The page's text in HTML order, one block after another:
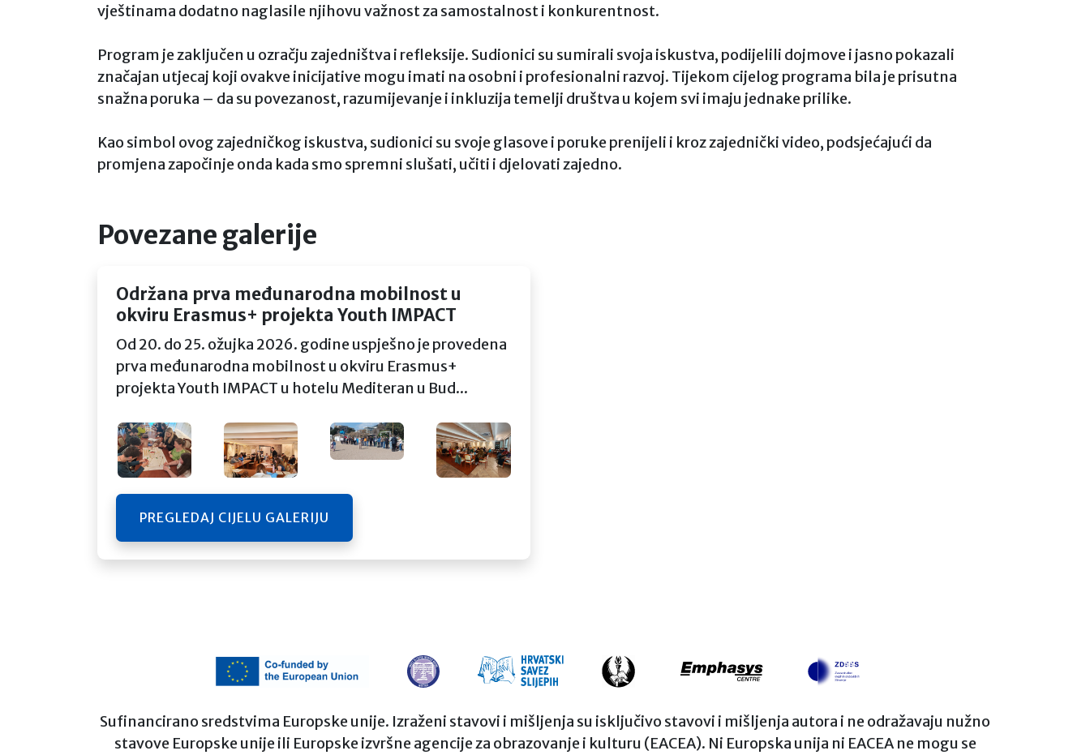
vještinama dodatno naglasile njihovu važnost za samostalnost i konkurentnost.
Program je zaključen u ozračju zajedništva i refleksije. Sudionici su sumirali svoja iskustva, podijelili dojmove i jasno pokazali
značajan utjecaj koji ovakve inicijative mogu imati na osobni i profesionalni razvoj. Tijekom cijelog programa bila je prisutna
snažna poruka – da su povezanost, razumijevanje i inkluzija temelji društva u kojem svi imaju jednake prilike.
Kao simbol ovog zajedničkog iskustva, sudionici su svoje glasove i poruke prenijeli i kroz zajednički video, podsjećajući da
promjena započinje onda kada smo spremni slušati, učiti i djelovati zajedno.
Povezane galerije
Održana prva međunarodna mobilnost u
okviru Erasmus+ projekta Youth IMPACT
Od 20. do 25. ožujka 2026. godine uspješno je provedena
prva međunarodna mobilnost u okviru Erasmus+
projekta Youth IMPACT u hotelu Mediteran u Bud...
PREGLEDAJ CIJELU GALERIJU
Sufinancirano sredstvima Europske unije. Izraženi stavovi i mišljenja su isključivo stavovi i mišljenja autora i ne odražavaju nužno
stavove Europske unije ili Europske izvršne agencije za obrazovanje i kulturu (EACEA). Ni Europska unija ni EACEA ne mogu se